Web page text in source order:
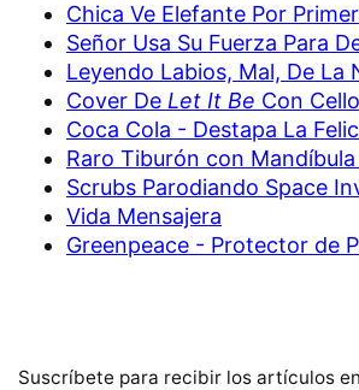
Chica Ve Elefante Por
Señor Usa Su Fuerza Para
Leyendo Labios, Mal, De La
Cover De Let It Be Con
Coca Cola - Destapa La
Raro Tiburón con
Scrubs Parodiando Space
Vida Mensajera
Greenpeace - Protector de
Suscríbete para recibir los artículos